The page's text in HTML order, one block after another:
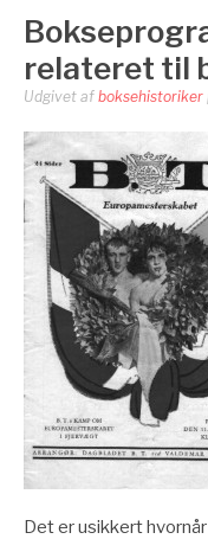
relateret til
Udgivet af boksehistoriker
Det er usikkert